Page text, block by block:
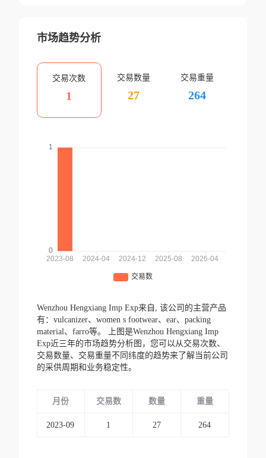
市场趋势分析
交易次数
1
交易数量
27
交易重量
264
Wenzhou Hengxiang Imp Exp来自, 该公司的主营产品
有：vulcanizer、women s footwear、ear、packing
material、farro等。
上图是Wenzhou Hengxiang Imp
Exp近三年的市场趋势分析图，您可以从交易次数、
交易数量、交易重量不同纬度的趋势来了解当前公司
的采供周期和业务稳定性。
月份 交易数 数量 重量
2023-09 1 27 264